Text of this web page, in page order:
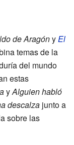
de AragónyEl
temas de la
del mundo
estas
yAlguien habló
descalza junto a
sobre las